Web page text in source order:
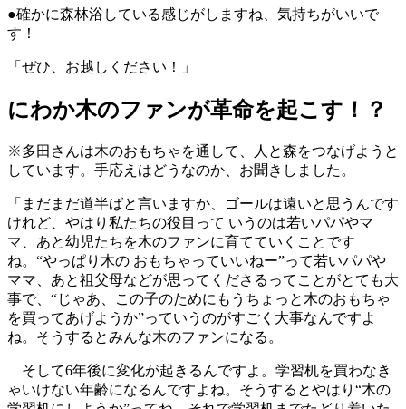
●確かに森林浴している感じがしますね、気持ちがいいで
す！
「ぜひ、お越しください！」
にわか木のファンが革命を起こす！？
※多田さんは木のおもちゃを通して、人と森をつなげようと
しています。手応えはどうなのか、お聞きしました。
「まだまだ道半ばと言いますか、ゴールは遠いと思うんです
けれど、やはり私たちの役目って いうのは若いパパやマ
マ、あと幼児たちを木のファンに育てていくことです
ね。“やっぱり木の おもちゃっていいねー”って若いパパや
ママ、あと祖父母などが思ってくださるってことがとても大
事で、“じゃあ、この子のためにもうちょっと木のおもちゃ
を買ってあげようか”っていうのがすごく大事なんですよ
ね。そうするとみんな木のファンになる。
そして6年後に変化が起きるんですよ。学習机を買わなき
ゃいけない年齢になるんですよね。そうするとやはり“木の